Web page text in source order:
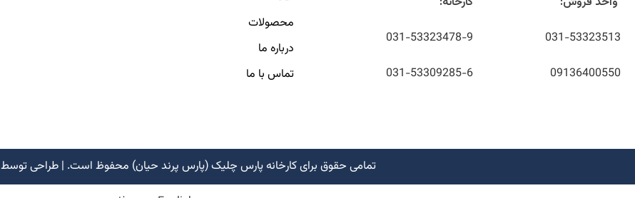
031-53323513
09136400550
031-53323478-9
031-53309285-6
محصولات
درباره ما
تماس با ما
تمامی حقوق برای کارخانه پارس چلیک (پارس پرند حیان) محفوظ است. | طراحی توسط